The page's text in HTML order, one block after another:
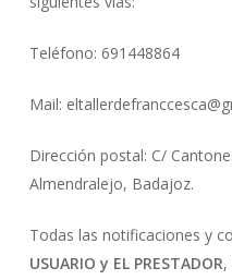
Teléfono: 691448864
Mail:
Dirección postal: C/
Almendralejo, Badajoz.
Todas las notificaciones y
USUARIO y EL PRESTADOR,